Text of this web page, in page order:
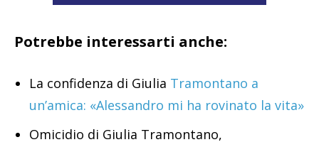
Potrebbe interessarti anche:
La confidenza di Giulia Tramontano a
un’amica: «Alessandro mi ha rovinato la vita»
Omicidio di Giulia Tramontano,